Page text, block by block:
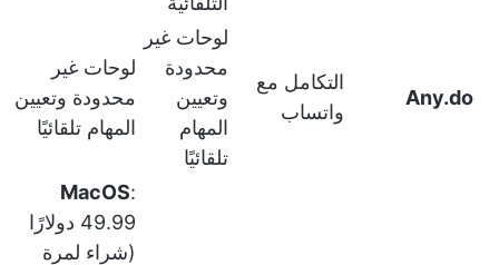
Any.do
التكامل مع
واتساب
لوحات غير
محدودة
وتعيين
المهام
تلقائيًا
لوحات غير
محدودة وتعيين
المهام تلقائيًا
MacOS:
49.99 دولارًا
(شراء لمرة